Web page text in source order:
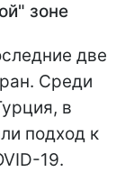
зоне
две
Среди
в
подход к
19.